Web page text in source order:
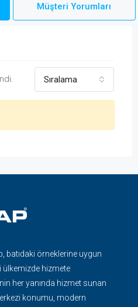
Müşteri Yorumları
Sıralama
batıdaki örneklerine uygun
ülkemizde hizmete
her yanında hizmet sunan
konumu, modern